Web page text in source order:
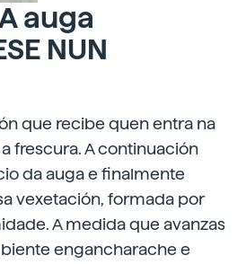
auga
NUN
que recibe quen entra na
frescura. A continuación
da auga e finalmente
vexetación, formada por
A medida que avanzas
engancharache e